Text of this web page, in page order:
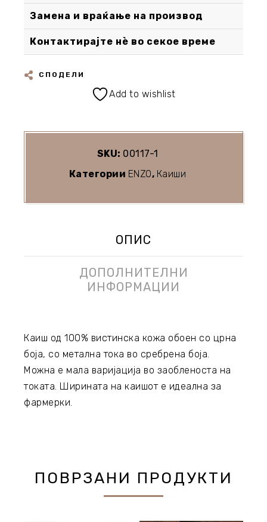
Замена и враќање на производ
Контактирајте нè во секое време
СПОДЕЛИ
Add to wishlist
SKU: 00117-1
Категории ENZO, Каиши
ОПИС
ДОПОЛНИТЕЛНИ
ИНФОРМАЦИИ
Каиш од 100% вистинска кожа обоен со црна
боја, со метална тока во сребрена боја.
Можна е мала варијација во заобленоста на
токата. Ширината на каишот е идеална за
фармерки.
ПОВРЗАНИ ПРОДУКТИ